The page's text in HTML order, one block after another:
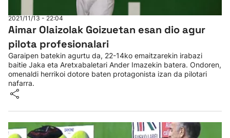
2021/11/13 - 22:04
Aimar Olaizolak Goizuetan esan dio agur
pilota profesionalari
Garaipen batekin agurtu da, 22-14ko emaitzarekin irabazi
baitie Jaka eta Aretxabaletari Ander Imazekin batera. Ondoren,
omenaldi herrikoi dotore baten protagonista izan da pilotari
nafarra.